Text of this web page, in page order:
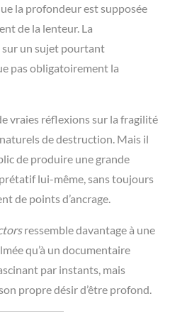
la profondeur est supposée
de la lenteur. La
un sujet pourtant
pas obligatoirement la
vraies réflexions sur la fragilité
de destruction. Mais il
de produire une grande
lui-même, sans toujours
de points d’ancrage.
ressemble davantage à une
qu’à un documentaire
par instants, mais
propre désir d’être profond.